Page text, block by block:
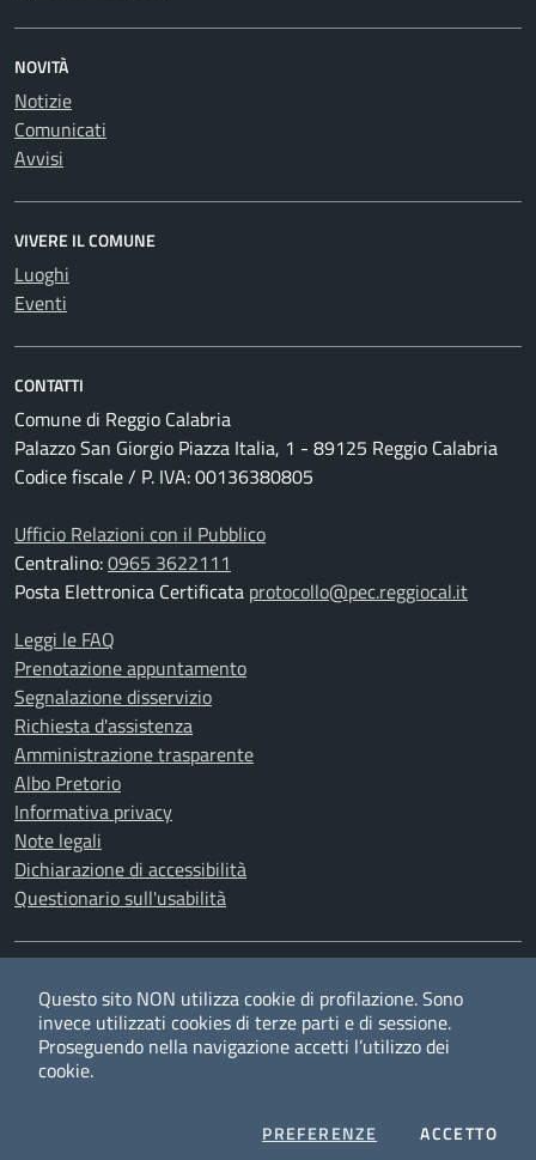
NOVITÀ
Notizie
Comunicati
Avvisi
VIVERE IL COMUNE
Luoghi
Eventi
CONTATTI
Comune di Reggio Calabria
Palazzo San Giorgio Piazza Italia, 1 - 89125 Reggio Calabria
Codice fiscale / P. IVA: 00136380805
Ufficio Relazioni con il Pubblico
Centralino:0965 3622111
Posta Elettronica Certificata protocollo@pec.reggiocal.it
Leggi le FAQ
Prenotazione appuntamento
Segnalazione disservizio
Richiesta d'assistenza
Amministrazione trasparente
Albo Pretorio
Informativa privacy
Note legali
Dichiarazione di accessibilità
Questionario sull'usabilità
TwitterFacebookYouTubeRSS
Questo sito NON utilizza cookie di profilazione. Sono
invece utilizzati cookies di terze parti e di sessione.
Proseguendo nella navigazione accetti l’utilizzo dei
cookie.
PREFERENZE COOKIESACCETTOI